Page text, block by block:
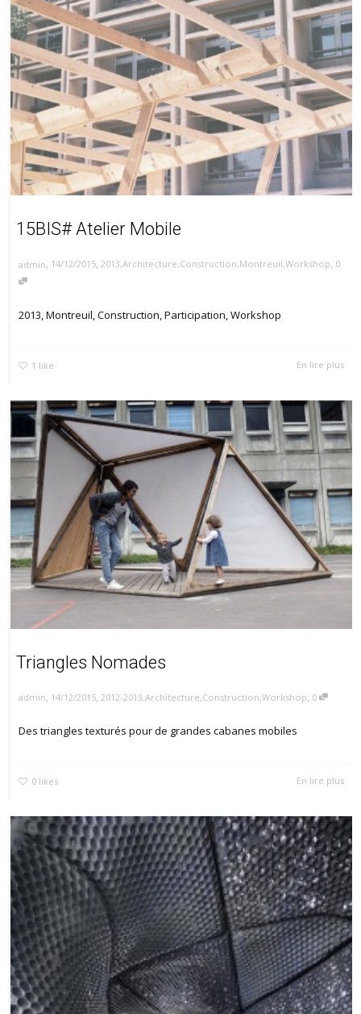
15BIS# Atelier Mobile
admin, 14/12/2015, 2013,Architecture,Construction,Montreuil,Workshop, 0
2013, Montreuil, Construction, Participation, Workshop
1 like En lire plus
Triangles Nomades
admin, 14/12/2015, 2012-2013,Architecture,Construction,Workshop, 0
Des triangles texturés pour de grandes cabanes mobiles
0 likes En lire plus